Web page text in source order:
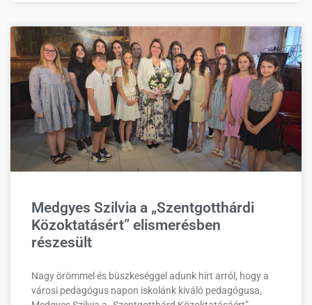
Medgyes Szilvia a „Szentgotthárdi
Közoktatásért” elismerésben
részesült
Nagy örömmel és büszkeséggel adunk hírt arról, hogy a
városi pedagógus napon iskolánk kiváló pedagógusa,